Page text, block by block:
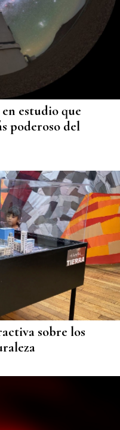
estudio que
poderoso del
sobre los